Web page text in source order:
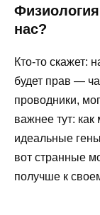
нас?
Кто-то скажет:
будет прав —
проводники,
важнее тут:
идеальные
вот странные
получше к